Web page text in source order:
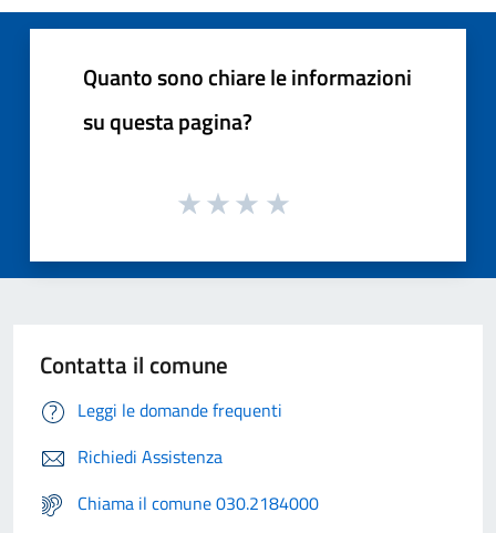
Quanto sono chiare le informazioni
su questa pagina?
Contatta il comune
Leggi le domande frequenti
Richiedi Assistenza
Chiama il comune 030.2184000